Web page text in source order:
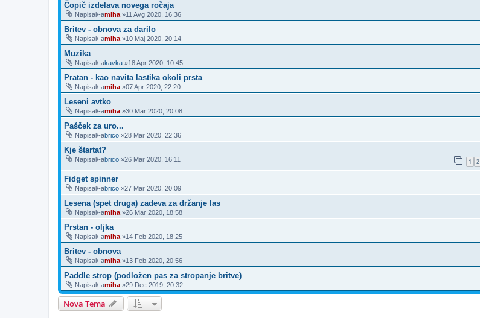
Čopič izdelava novega ročaja
Napisal/-amiha »11 Avg 2020, 16:36
Britev - obnova za darilo
Napisal/-amiha »10 Maj 2020, 20:14
Muzika
Napisal/-akavka »18 Apr 2020, 10:45
Pratan - kao navita lastika okoli prsta
Napisal/-amiha »07 Apr 2020, 22:20
Leseni avtko
Napisal/-amiha »30 Mar 2020, 20:08
Pašček za uro...
Napisal/-abrico »28 Mar 2020, 22:36
Kje štartat?
Napisal/-abrico »26 Mar 2020, 16:11 1 2
Fidget spinner
Napisal/-abrico »27 Mar 2020, 20:09
Lesena (spet druga) zadeva za držanje las
Napisal/-amiha »26 Mar 2020, 18:58
Prstan - oljka
Napisal/-amiha »14 Feb 2020, 18:25
Britev - obnova
Napisal/-amiha »13 Feb 2020, 20:56
Paddle strop (podložen pas za stropanje britve)
Napisal/-amiha »29 Dec 2019, 20:32
Nova Tema